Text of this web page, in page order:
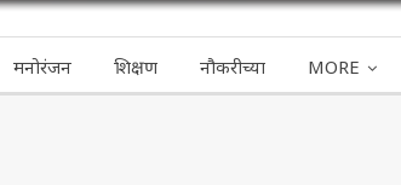
मनोरंजन शिक्षण नौकरीच्या MORE